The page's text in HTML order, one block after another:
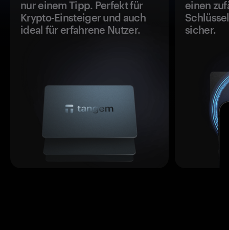
nur einem Tipp. Perfekt für
Krypto-Einsteiger und auch
ideal für erfahrene Nutzer.
einen
sicher.